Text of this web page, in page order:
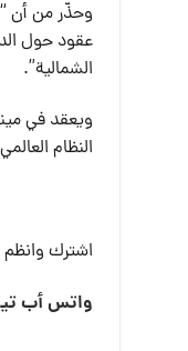
وحذّر من أن
عقود حول
الشمالية”.
النظام
اشترك وانظم
واتس أب